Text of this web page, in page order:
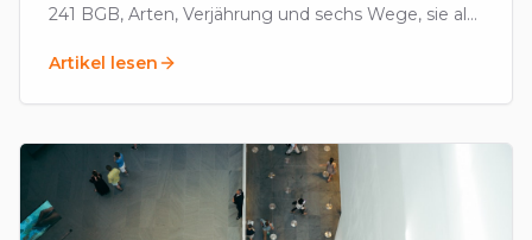
241 BGB, Arten, Verjährung und sechs Wege, sie als
Artikel lesen